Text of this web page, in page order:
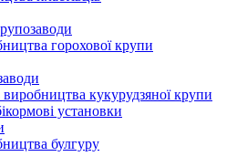
горохової крупи
кукурудзяної крупи
установки
булгуру